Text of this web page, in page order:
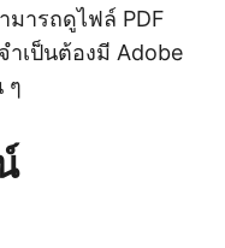
มารถดูไฟล์ PDF
เป็นต้องมี Adobe
ๆ